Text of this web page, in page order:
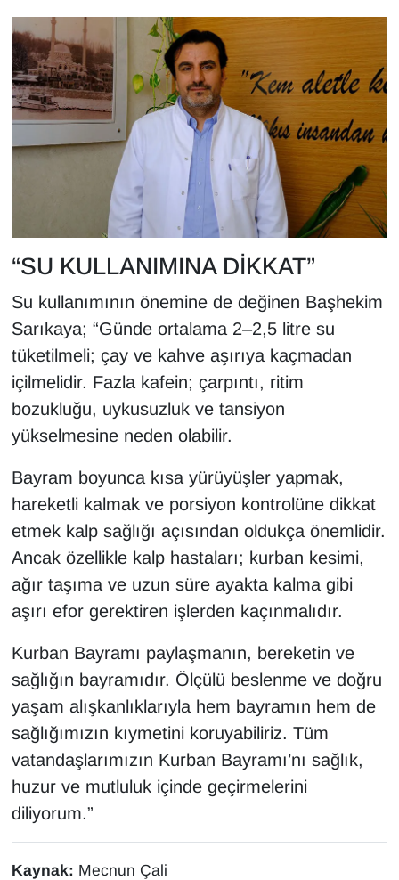
“SU KULLANIMINA DİKKAT”
Su kullanımının önemine de değinen Başhekim
Sarıkaya; “Günde ortalama 2–2,5 litre su
tüketilmeli; çay ve kahve aşırıya kaçmadan
içilmelidir. Fazla kafein; çarpıntı, ritim
bozukluğu, uykusuzluk ve tansiyon
yükselmesine neden olabilir.
Bayram boyunca kısa yürüyüşler yapmak,
hareketli kalmak ve porsiyon kontrolüne dikkat
etmek kalp sağlığı açısından oldukça önemlidir.
Ancak özellikle kalp hastaları; kurban kesimi,
ağır taşıma ve uzun süre ayakta kalma gibi
aşırı efor gerektiren işlerden kaçınmalıdır.
Kurban Bayramı paylaşmanın, bereketin ve
sağlığın bayramıdır. Ölçülü beslenme ve doğru
yaşam alışkanlıklarıyla hem bayramın hem de
sağlığımızın kıymetini koruyabiliriz. Tüm
vatandaşlarımızın Kurban Bayramı’nı sağlık,
huzur ve mutluluk içinde geçirmelerini
diliyorum.”
Kaynak: Mecnun Çali